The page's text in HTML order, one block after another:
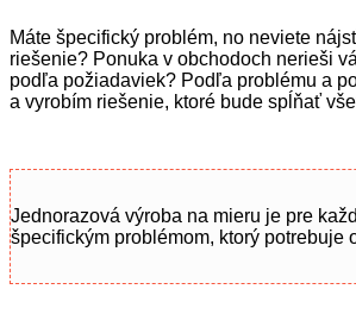
Máte špecifický problém, no neviete
riešenie? Ponuka v obchodoch nerieši
podľa požiadaviek? Podľa problému a
a vyrobím riešenie, ktoré bude spĺňať
Jednorazová výroba na mieru je pre
špecifickým problémom, ktorý potrebuje